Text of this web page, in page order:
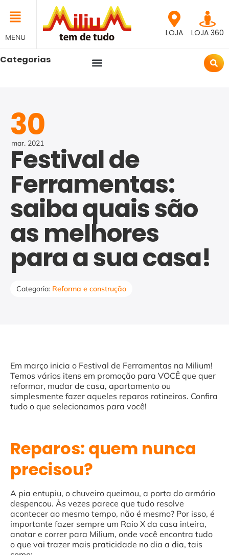
MENU LOJA LOJA 360
Categorias
30
mar. 2021
Festival de
Ferramentas:
saiba quais são
as melhores
para a sua casa!
Categoria: Reforma e construção
Em março inicia o Festival de Ferramentas na Milium!
Temos vários itens em promoção para VOCÊ que quer
reformar, mudar de casa, apartamento ou
simplesmente fazer aqueles reparos rotineiros. Confira
tudo o que selecionamos para você!
Reparos: quem nunca
precisou?
A pia entupiu, o chuveiro queimou, a porta do armário
despencou. Às vezes parece que tudo resolve
acontecer ao mesmo tempo, não é mesmo? Por isso, é
importante fazer sempre um Raio X da casa inteira,
anotar e correr para Milium, onde você encontra tudo
o que vai trazer mais praticidade no dia a dia, tais